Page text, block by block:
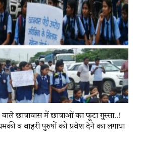
वाले छात्रावास में छात्राओं का फूटा गुस्सा..!
व बाहरी पुरुषों को प्रवेश देने का लगाया